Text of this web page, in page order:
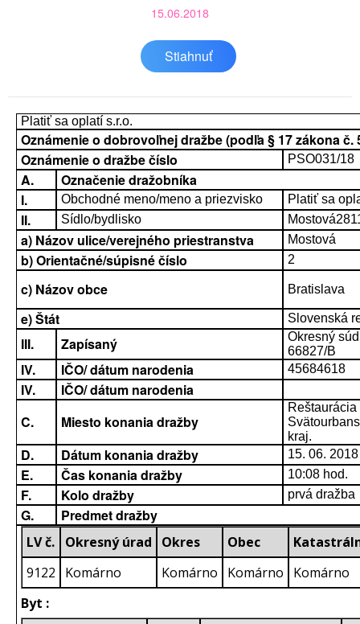
15.06.2018
Stiahnuť
Platiť sa oplatí s.r.o.
Oznámenie o dobrovoľnej dražbe (podľa § 17 zákona č.
Oznámenie o dražbe číslo
PSO031/18
A.
Označenie dražobníka
I.
Obchodné meno/meno a priezvisko Platiť sa
II. Sídlo/bydlisko
a) Názov ulice/verejného priestranstva Mostová
b) Orientačné/súpisné číslo 2
c) Názov obce Bratislava
e) Štát Slovenská
III. Zapísaný
Okresný
66827/B
IV. IČO/ dátum narodenia 45684618
IV.
IČO/ dátum narodenia
C.
Miesto konania dražby
kraj.
D. Dátum konania dražby 15. 06. 2018
E. Čas konania dražby 10:08 hod.
F. Kolo dražby prvá dražba
G. Predmet dražby
LV č. Okresný úrad Okres Obec
9122
Komárno Komárno Komárno
Komárno
Byt :